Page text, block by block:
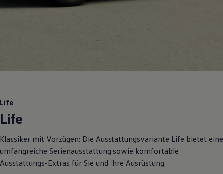
Motorenöl und Flüssigkeiten
Volkswagen Teile
Schutz und Pflege
Handy und Fahrzeug verbinden
Updates für Software, Karten und Radio
Über Ihr Auto
Vorgängermodelle
Life
Life
Klassiker mit Vorzügen: Die Ausstattungsvariante Life bietet eine
umfangreiche Serienausstattung sowie komfortable
Ausstattungs-Extras für Sie und Ihre Ausrüstung.